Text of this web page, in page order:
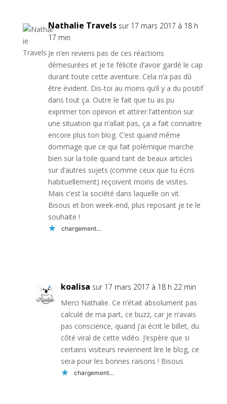
Nathalie Travels sur 17 mars 2017 à 18 h
17 min
Je n’en reviens pas de ces réactions
démesurées et je te félicite d’avoir gardé le cap
durant toute cette aventure. Cela n’a pas dû
être évident. Dis-toi au moins qu’il y a du positif
dans tout ça. Outre le fait que tu as pu
exprimer ton opinion et attirer l’attention sur
une situation qui n’allait pas, ça a fait connaitre
encore plus ton blog. C’est quand même
dommage que ce qui fait polémique marche
bien sur la toile quand tant de beaux articles
sur d’autres sujets (comme ceux que tu écris
habituellement) reçoivent moins de visites.
Mais c’est la société dans laquelle on vit.
Bisous et bon week-end, plus reposant je te le
souhaite !
chargement…
koalisa sur 17 mars 2017 à 18 h 22 min
Merci Nathalie. Ce n’était absolument pas
calculé de ma part, ce buzz, car je n’avais
pas conscience, quand j’ai écrit le billet, du
côté viral de cette vidéo. J’espère que si
certains visiteurs reviennent lire le blog, ce
sera pour les bonnes raisons ! Bisous
chargement…